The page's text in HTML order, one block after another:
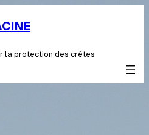
la protection des crêtes